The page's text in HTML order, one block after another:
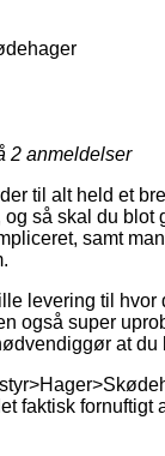
2 anmeldelser
til alt held et
så skal du blot
samt
levering til
også super
at
faktisk